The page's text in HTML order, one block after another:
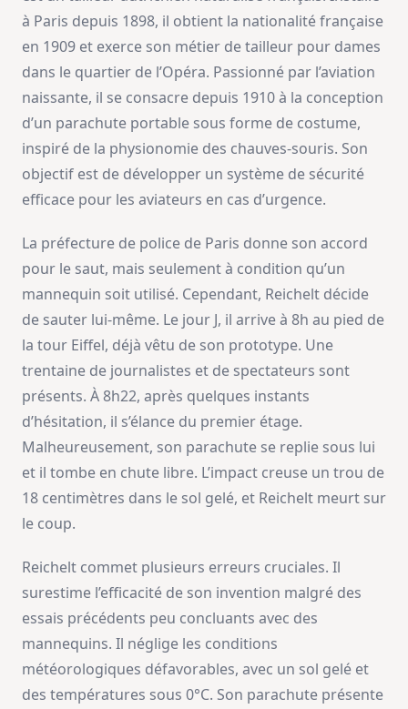
à Paris depuis 1898, il obtient la nationalité française
en 1909 et exerce son métier de tailleur pour dames
dans le quartier de l’Opéra. Passionné par l’aviation
naissante, il se consacre depuis 1910 à la conception
d’un parachute portable sous forme de costume,
inspiré de la physionomie des chauves-souris. Son
objectif est de développer un système de sécurité
efficace pour les aviateurs en cas d’urgence.
La préfecture de police de Paris donne son accord
pour le saut, mais seulement à condition qu’un
mannequin soit utilisé. Cependant, Reichelt décide
de sauter lui-même. Le jour J, il arrive à 8h au pied de
la tour Eiffel, déjà vêtu de son prototype. Une
trentaine de journalistes et de spectateurs sont
présents. À 8h22, après quelques instants
d’hésitation, il s’élance du premier étage.
Malheureusement, son parachute se replie sous lui
et il tombe en chute libre. L’impact creuse un trou de
18 centimètres dans le sol gelé, et Reichelt meurt sur
le coup.
Reichelt commet plusieurs erreurs cruciales. Il
surestime l’efficacité de son invention malgré des
essais précédents peu concluants avec des
mannequins. Il néglige les conditions
météorologiques défavorables, avec un sol gelé et
des températures sous 0°C. Son parachute présente